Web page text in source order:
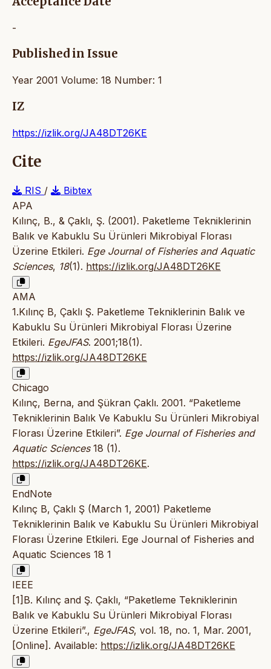
-
Published in Issue
Year 2001 Volume: 18 Number: 1
IZ
https://izlik.org/JA48DT26KE
Cite
RIS /
Bibtex
APA
Kılınç, B., & Çaklı, Ş. (2001). Paketleme Tekniklerinin
Balık ve Kabuklu Su Ürünleri Mikrobiyal Florası
Üzerine Etkileri. Ege Journal of Fisheries and Aquatic
Sciences, 18(1). https://izlik.org/JA48DT26KE
AMA
1.Kılınç B, Çaklı Ş. Paketleme Tekniklerinin Balık ve
Kabuklu Su Ürünleri Mikrobiyal Florası Üzerine
Etkileri. EgeJFAS. 2001;18(1).
https://izlik.org/JA48DT26KE
Chicago
Kılınç, Berna, and Şükran Çaklı. 2001. “Paketleme
Tekniklerinin Balık Ve Kabuklu Su Ürünleri Mikrobiyal
Florası Üzerine Etkileri”. Ege Journal of Fisheries and
Aquatic Sciences18 (1).
https://izlik.org/JA48DT26KE.
EndNote
Kılınç B, Çaklı Ş (March 1, 2001) Paketleme
Tekniklerinin Balık ve Kabuklu Su Ürünleri Mikrobiyal
Florası Üzerine Etkileri. Ege Journal of Fisheries and
Aquatic Sciences 18 1
IEEE
[1]B. Kılınç and Ş. Çaklı, “Paketleme Tekniklerinin
Balık ve Kabuklu Su Ürünleri Mikrobiyal Florası
Üzerine Etkileri”., EgeJFAS, vol. 18, no. 1, Mar. 2001,
[Online]. Available: https://izlik.org/JA48DT26KE